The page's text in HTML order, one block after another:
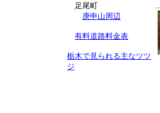
足尾町
庚申山周辺
有料道路料金表
栃木で見られる主なツツ
ジ